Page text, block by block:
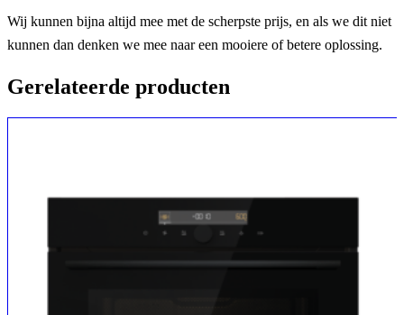
Wij kunnen bijna altijd mee met de scherpste prijs, en als we dit niet
kunnen dan denken we mee naar een mooiere of betere oplossing.
Gerelateerde producten